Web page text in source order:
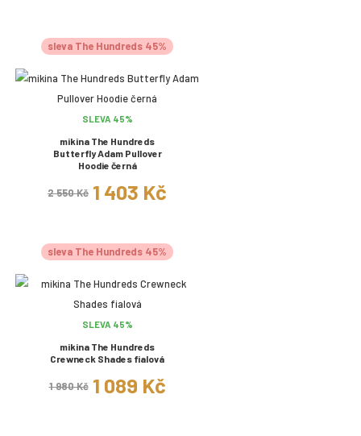
sleva The Hundreds 45%
SLEVA 45%
mikina The Hundreds
Butterfly Adam Pullover
Hoodie černá
2 550 Kč 1 403 Kč
sleva The Hundreds 45%
SLEVA 45%
mikina The Hundreds
Crewneck Shades fialová
1 980 Kč 1 089 Kč